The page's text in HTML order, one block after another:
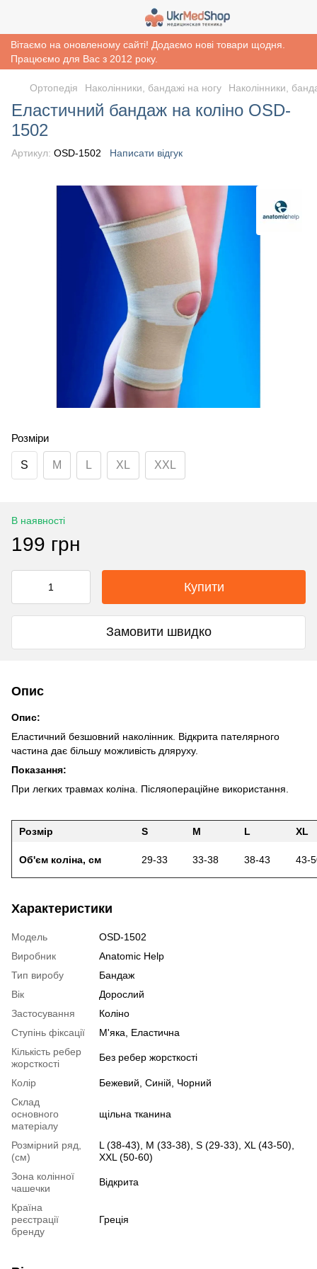
Вітаємо на оновленому сайті! Додаємо нові товари щодня.
Працюємо для Вас з 2012 року.
Ортопедія Наколінники, бандажі на ногу Наколінники,
Еластичний бандаж на коліно OSD-
1502
Артикул: OSD-1502 Написати відгук
Розміри
S M L XL XXL
В наявності
199 грн
Купити
Замовити швидко
Опис
Опис:
Еластичний безшовний наколінник. Відкрита пателярного
частина дає більшу можливість дляруху.
Показання:
При легких травмах коліна. Післяопераційне використання.
Розмір S M L XL
Об'єм коліна, см 29-33 33-38 38-43 43-
Характеристики
Модель
OSD-1502
Виробник
Anatomic Help
Тип виробу
Бандаж
Вік
Дорослий
Застосування
Коліно
Ступінь фіксації
М'яка, Еластична
Кількість ребер
жорсткості
Без ребер жорсткості
Колір
Бежевий, Синій, Чорний
Склад
основного
матеріалу
щільна тканина
Розмірний ряд,
(см)
L (38-43), M (33-38), S (29-33), XL (43-50),
XXL (50-60)
Зона колінної
чашечки
Відкрита
Країна
реєстрації
бренду
Греція